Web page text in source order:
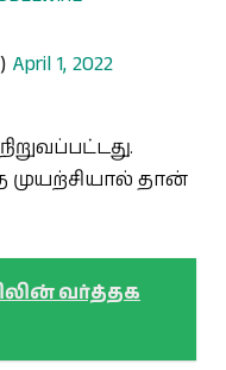
April 1, 2022
முயற்சியால் தான்
வர்த்தக